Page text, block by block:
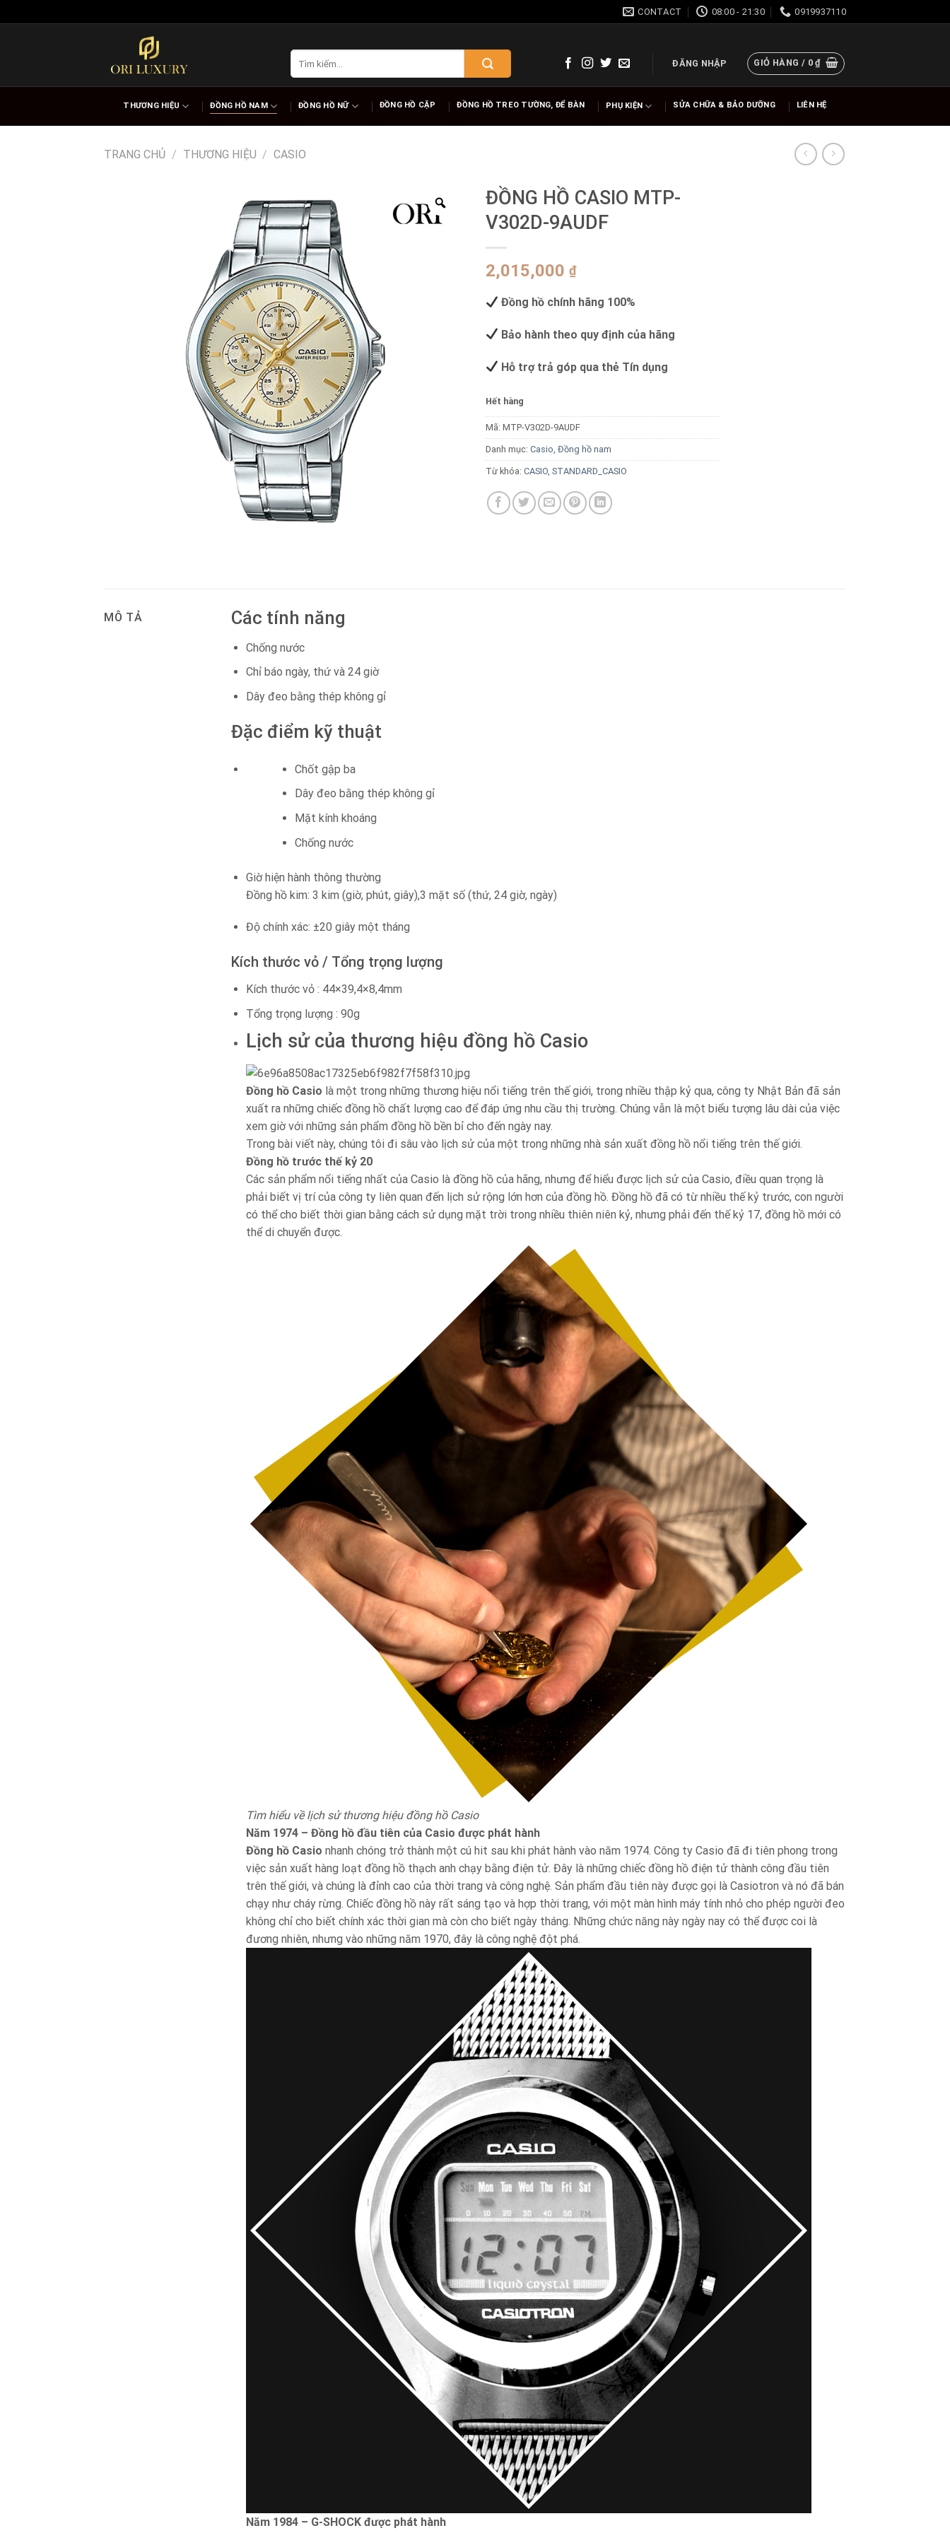
to
CONTACT 08:00 - 21:30 0919937110
ĐĂNG NHẬP GIỎ HÀNG / 0₫
THƯƠNG HIỆU ĐỒNG HỒ NAM ĐỒNG HỒ NỮ ĐỒNG HỒ CẶP ĐỒNG HỒ TREO TƯỜNG, ĐỂ BÀN PHỤ KIỆN SỬA CHỮA & BẢO DƯỠNG LIÊN HỆ
TRANG CHỦ / THƯƠNG HIỆU / CASIO
ĐỒNG HỒ CASIO MTP-
V302D-9AUDF
2,015,000 ₫
Đồng hồ chính hãng 100%
Bảo hành theo quy định của hãng
Hỗ trợ trả góp qua thẻ Tín dụng
Hết hàng
Mã: MTP-V302D-9AUDF
Danh mục: Casio, Đồng hồ nam
Từ khóa: CASIO, STANDARD_CASIO
MÔ TẢ Các tính năng
Chống nước
Chỉ báo ngày, thứ và 24 giờ
Dây đeo bằng thép không gỉ
Đặc điểm kỹ thuật
Chốt gập ba
Dây đeo bằng thép không gỉ
Mặt kính khoáng
Chống nước
Giờ hiện hành thông thường
Đồng hồ kim: 3 kim (giờ, phút, giây),3 mặt số (thứ, 24 giờ, ngày)
Độ chính xác: ±20 giây một tháng
Kích thước vỏ / Tổng trọng lượng
Kích thước vỏ : 44×39,4×8,4mm
Tổng trọng lượng : 90g
Lịch sử của thương hiệu đồng hồ Casio
Đồng hồ Casio là một trong những thương hiệu nổi tiếng trên thế giới, trong nhiều thập kỷ qua, công ty Nhật Bản đã sản
xuất ra những chiếc đồng hồ chất lượng cao để đáp ứng nhu cầu thị trường. Chúng vẫn là một biểu tượng lâu dài của việc
xem giờ với những sản phẩm đồng hồ bền bỉ cho đến ngày nay.
Trong bài viết này, chúng tôi đi sâu vào lịch sử của một trong những nhà sản xuất đồng hồ nổi tiếng trên thế giới.
Đồng hồ trước thế kỷ 20
Các sản phẩm nổi tiếng nhất của Casio là đồng hồ của hãng, nhưng để hiểu được lịch sử của Casio, điều quan trọng là
phải biết vị trí của công ty liên quan đến lịch sử rộng lớn hơn của đồng hồ. Đồng hồ đã có từ nhiều thế kỷ trước, con người
có thể cho biết thời gian bằng cách sử dụng mặt trời trong nhiều thiên niên kỷ, nhưng phải đến thế kỷ 17, đồng hồ mới có
thể di chuyển được.
Tìm hiểu về lịch sử thương hiệu đồng hồ Casio
Năm 1974 – Đồng hồ đầu tiên của Casio được phát hành
Đồng hồ Casio nhanh chóng trở thành một cú hit sau khi phát hành vào năm 1974. Công ty Casio đã đi tiên phong trong
việc sản xuất hàng loạt đồng hồ thạch anh chạy bằng điện tử. Đây là những chiếc đồng hồ điện tử thành công đầu tiên
trên thế giới, và chúng là đỉnh cao của thời trang và công nghệ. Sản phẩm đầu tiên này được gọi là Casiotron và nó đã bán
chạy như cháy rừng. Chiếc đồng hồ này rất sáng tạo và hợp thời trang, với một màn hình máy tính nhỏ cho phép người đeo
không chỉ cho biết chính xác thời gian mà còn cho biết ngày tháng. Những chức năng này ngày nay có thể được coi là
đương nhiên, nhưng vào những năm 1970, đây là công nghệ đột phá.
Năm 1984 – G-SHOCK được phát hành